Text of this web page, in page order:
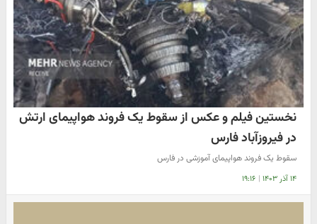
نخستین فیلم و عکس از سقوط یک فروند هواپیمای ارتش
در فیروزآباد فارس
سقوط یک فروند هواپیمای آموزشی در فارس
۱۴ آذر ۱۴۰۳ | ۱۹:۱۶